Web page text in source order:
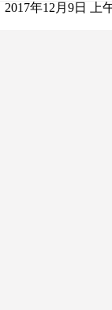
2017年12月9日 上